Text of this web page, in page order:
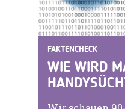
FAKTENCHECK
WIE WIRD